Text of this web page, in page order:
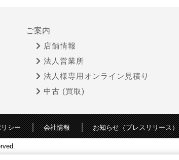
ご案内
店舗情報
法人営業所
法人様専用オンライン見積り
中古 (買取)
シー 会社情報 お知らせ（プレスリリース）